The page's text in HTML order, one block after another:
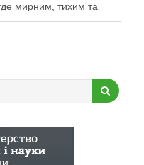
мирним, тихим та